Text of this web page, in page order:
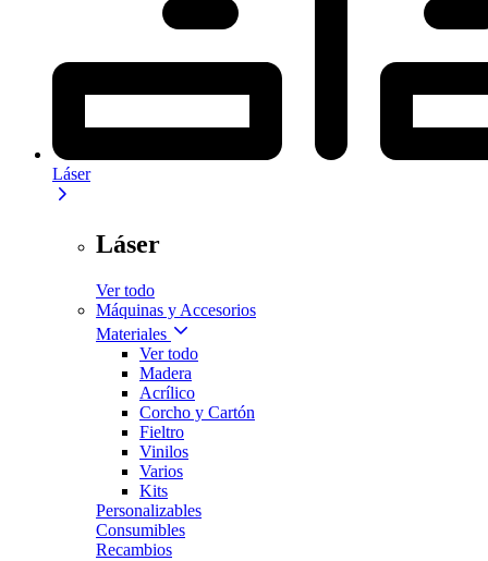
Láser
Láser
Ver todo
Máquinas y Accesorios
Materiales
Ver todo
Madera
Acrílico
Corcho y Cartón
Fieltro
Vinilos
Varios
Kits
Personalizables
Consumibles
Recambios